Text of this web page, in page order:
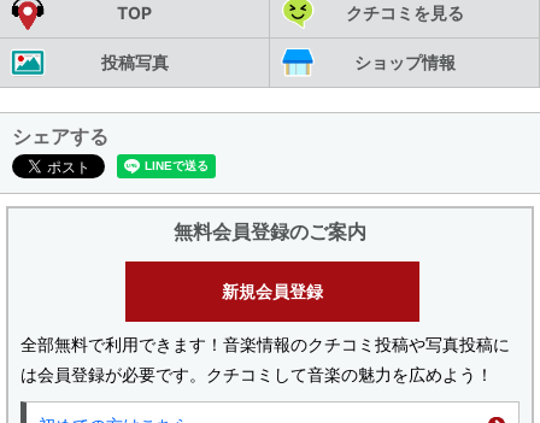
TOP クチコミを見る
投稿写真 ショップ情報
シェアする
無料会員登録のご案内
新規会員登録
全部無料で利用できます！音楽情報のクチコミ投稿や写真投稿に
は会員登録が必要です。クチコミして音楽の魅力を広めよう！